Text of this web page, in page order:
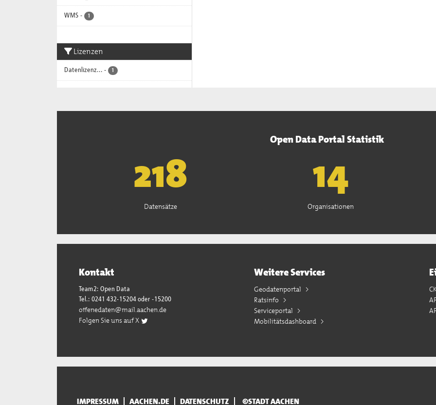
WMS - 1
Lizenzen
Datenlizenz... - 1
Open Data Portal Statistik
221
Datensätze
15
Organisationen
Kontakt
Team2: Open Data
Tel.: 0241 432-15204 oder -15200
offenedaten@mail.aachen.de
Folgen Sie uns auf X
Weitere Services
Geodatenportal
Ratsinfo
Serviceportal
Mobilitätsdashboard
IMPRESSUM AACHEN.DE DATENSCHUTZ ©STADT AACHEN